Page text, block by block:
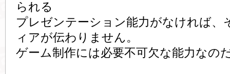
られる
プレゼンテーション能力がなければ、
ィアが伝わりません。
ゲーム制作には必要不可欠な能力なの